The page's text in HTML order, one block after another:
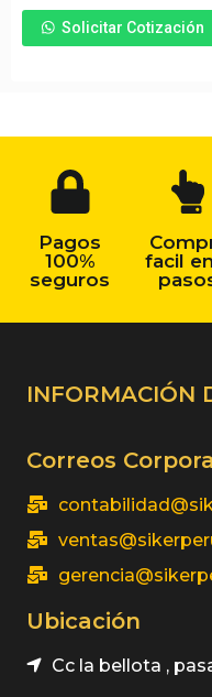
Solicitar Cotización
Pagos
100%
seguros
facil
INFORMACIÓN
Correos
Ubicación
Cc la bellota ,